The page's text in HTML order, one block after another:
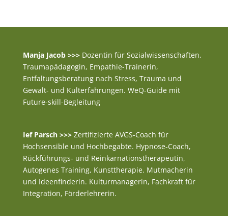
Manja Jacob >>> Dozentin für Sozialwissenschaften,
Traumapädagogin, Empathie-Trainerin,
Entfaltungsberatung nach Stress, Trauma und
Gewalt- und Kulterfahrungen. WeQ-Guide mit
Future-skill-Begleitung
Ief Parsch >>>Zertifizierte AVGS-Coach für
Hochsensible und Hochbegabte. Hypnose-Coach,
Rückführungs- und Reinkarnationstherapeutin,
Autogenes Training, Kunsttherapie. Mutmacherin
und Ideenfinderin. Kulturmanagerin, Fachkraft für
Integration, Förderlehrerin.